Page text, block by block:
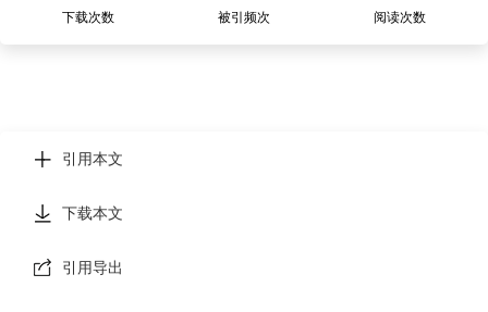
下载次数 被引频次 阅读次数
引用本文
下载本文
引用导出